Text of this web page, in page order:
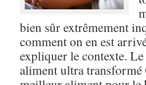
bien sûr extrêmement
comment on en est
expliquer le contexte.
aliment ultra transformé